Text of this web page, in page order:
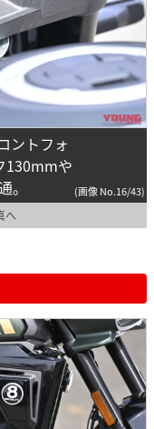
ントフォ
130mmや
。
(画像 No.16/43)
へ